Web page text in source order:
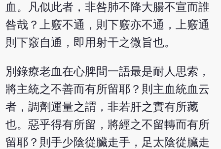
血。凡似此者，非咎肺不降大腸不宣而誰
咎哉？上竅不通，則下竅亦不通，上竅通
則下竅自通，即用射干之微旨也。
別錄療老血在心脾間一語最是耐人思索，
將主統之不善而有所留耶？則主血統血云
者，調劑運量之謂，非若肝之實有所藏
也。惡乎得有所留，將經之不留轉而有所
留耶？則手少陰從臟走手，足太陰從臟走